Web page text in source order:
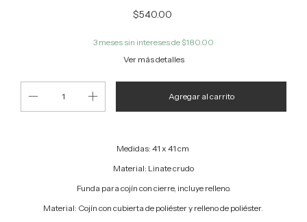
$540.00
3 meses sin intereses de $180.00
Ver más detalles
Medidas: 41 x 41 cm
Material: Linate crudo
Funda para cojín con cierre, incluye relleno.
Material: Cojín con cubierta de poliéster y relleno de poliéster.